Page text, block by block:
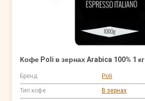
Кофе Poli в зернах Arabica 100% 1 кг
Бренд Poli
Тип кофе В зернах